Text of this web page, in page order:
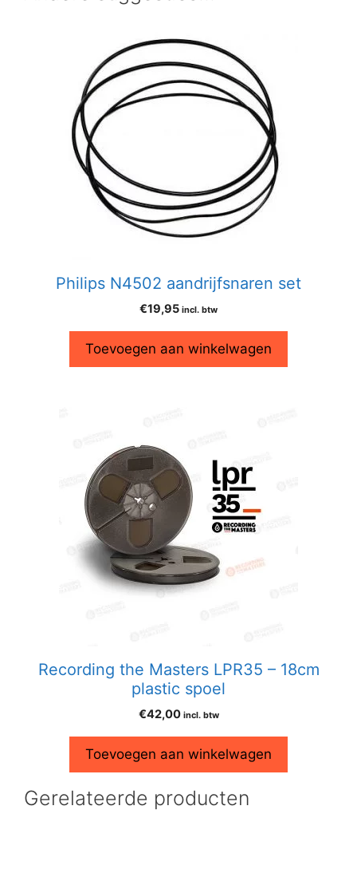
Philips N4502 aandrijfsnaren set
€19,95 incl. btw
Toevoegen aan winkelwagen
Recording the Masters LPR35 – 18cm
plastic spoel
€42,00 incl. btw
Toevoegen aan winkelwagen
Gerelateerde producten